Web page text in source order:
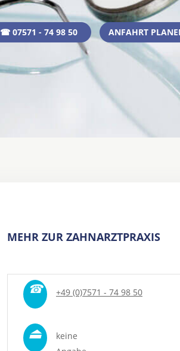
☎ 07571 - 74 98 50 ANFAHRT
MEHR ZUR ZAHNARZTPRAXIS
☎ +49 (0)7571 - 74 98 50
⏏
keine